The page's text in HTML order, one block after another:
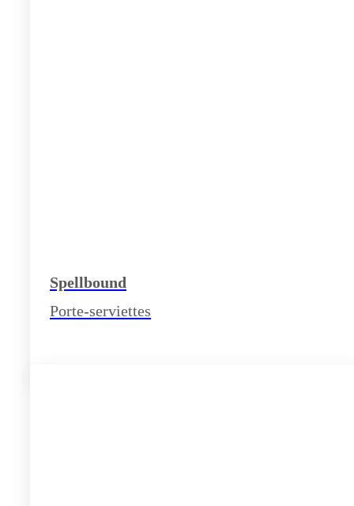
Spellbound
Porte-serviettes